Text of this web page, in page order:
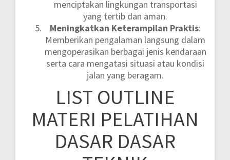
menciptakan lingkungan transportasi
yang tertib dan aman.
Meningkatkan Keterampilan Praktis:
Memberikan pengalaman langsung dalam
mengoperasikan berbagai jenis kendaraan
serta cara mengatasi situasi atau kondisi
jalan yang beragam.
LIST OUTLINE
MATERI PELATIHAN
DASAR DASAR